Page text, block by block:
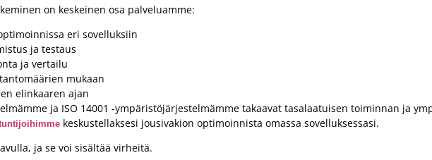
on keskeinen osa palveluamme:
eri sovelluksiin
ja testaus
ja vertailu
mukaan
elinkaaren ajan
ja ISO 14001 -ympäristöjärjestelmämme takaavat tasalaatuisen toiminnan ja
keskustellaksesi jousivakion optimoinnista omassa sovelluksessasi.
ja se voi sisältää virheitä.